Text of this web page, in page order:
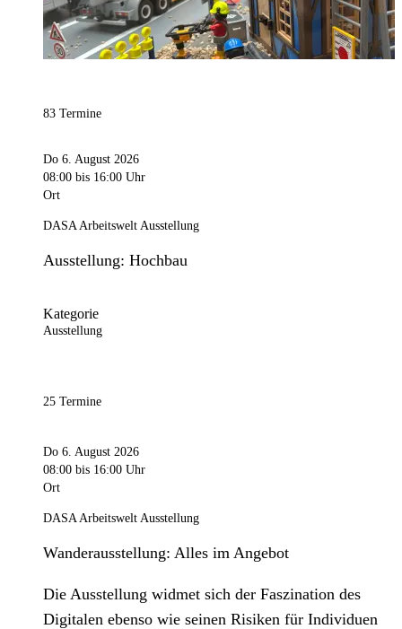
83 Termine
Do 6. August 2026
08:00 bis 16:00 Uhr
Ort
DASA Arbeitswelt Ausstellung
Ausstellung: Hochbau
Kategorie
Ausstellung
25 Termine
Do 6. August 2026
08:00 bis 16:00 Uhr
Ort
DASA Arbeitswelt Ausstellung
Wanderausstellung: Alles im Angebot
Die Ausstellung widmet sich der Faszination des
Digitalen ebenso wie seinen Risiken für Individuen